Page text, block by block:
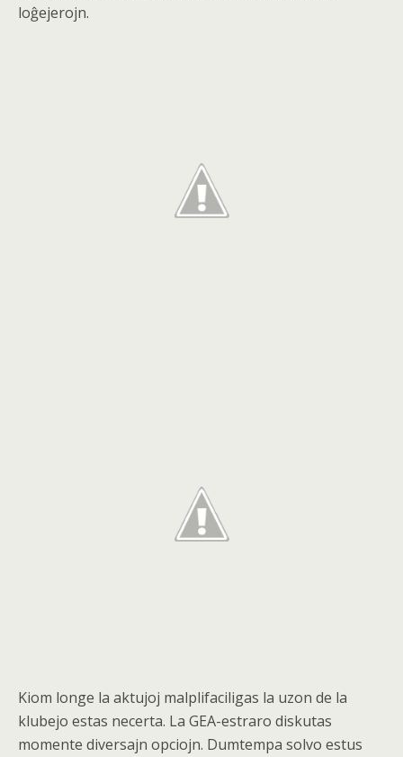
loĝejerojn.
Kiom longe la aktujoj malplifaciligas la uzon de la
klubejo estas necerta. La GEA-estraro diskutas
momente diversajn opciojn. Dumtempa solvo estus